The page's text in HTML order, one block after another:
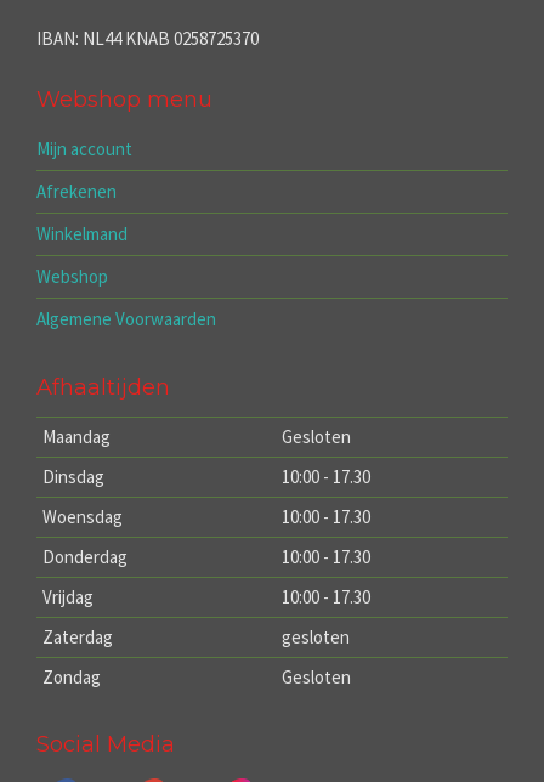
IBAN: NL44 KNAB 0258725370
Webshop menu
Mijn account
Afrekenen
Winkelmand
Webshop
Algemene Voorwaarden
Afhaaltijden
Maandag
Gesloten
Dinsdag
10:00 - 17.30
Woensdag
10:00 - 17.30
Donderdag
10:00 - 17.30
Vrijdag
10:00 - 17.30
Zaterdag
gesloten
Zondag
Gesloten
Social Media